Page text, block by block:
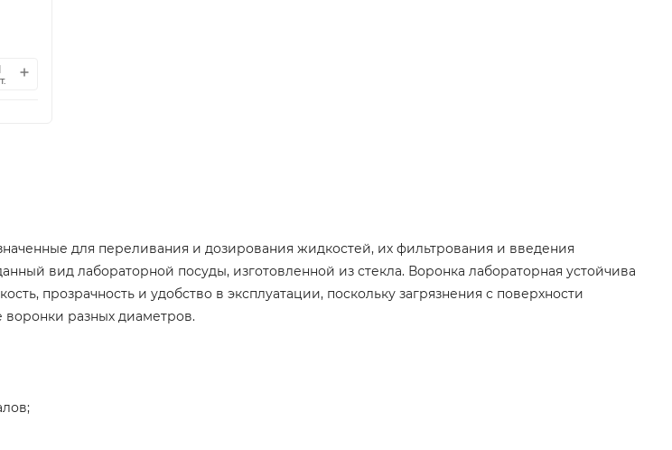
для переливания и дозирования жидкостей, их фильтрования и введения
вид лабораторной посуды, изготовленной из стекла. Воронка лабораторная устойчива
прозрачность и удобство в эксплуатации, поскольку загрязнения с поверхности
воронки разных диаметров.